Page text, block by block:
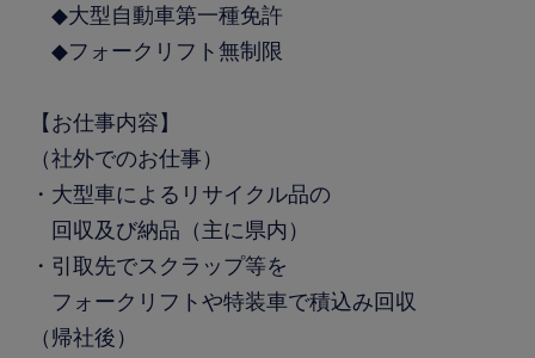
◆大型自動車第一種免許
◆フォークリフト無制限
【お仕事内容】
（社外でのお仕事）
・大型車によるリサイクル品の
回収及び納品（主に県内）
・引取先でスクラップ等を
フォークリフトや特装車で積込み回収
（帰社後）